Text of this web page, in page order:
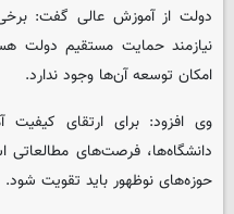
دولت از آموزش عالی گفت:
نیازمند حمایت مستقیم دولت
امکان توسعه آن‌ها وجود ندارد.
وی افزود: برای ارتقای کیفیت
دانشگاه‌ها، فرصت‌های مطالعاتی
حوزه‌های نوظهور باید تقویت شود.